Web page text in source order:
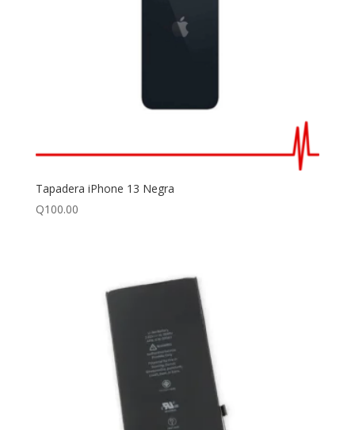
Tapadera iPhone 13 Negra
Q100.00